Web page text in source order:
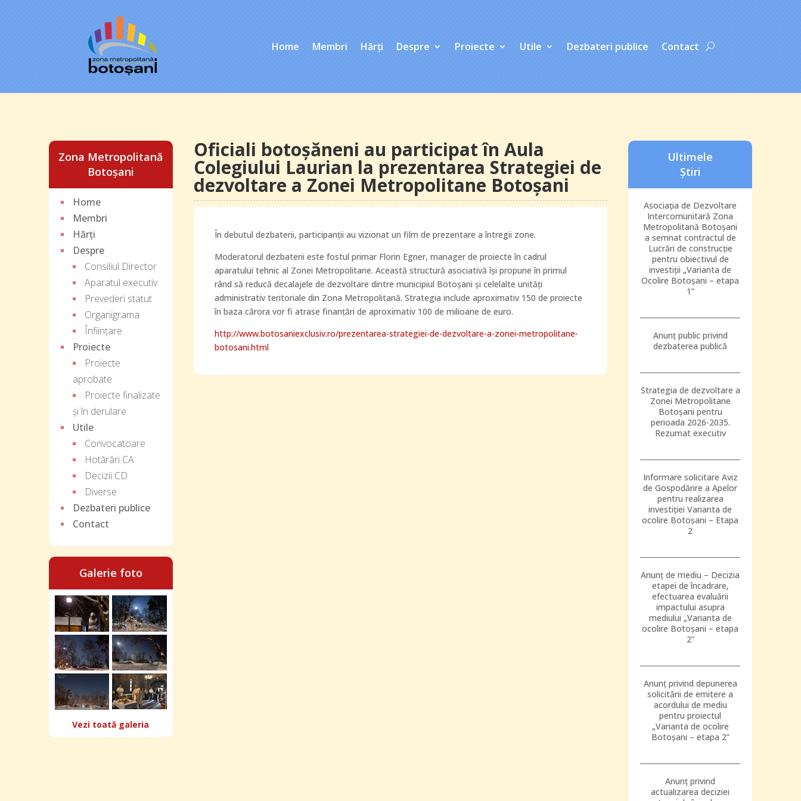
Home Membri Hărți Despre Proiecte Utile Dezbateri publice Contact
Zona Metropolitană
Botoșani
Home
Membri
Hărți
Despre
Consiliul Director
Aparatul executiv
Prevederi statut
Organigrama
Înființare
Proiecte
Proiecte
aprobate
Proiecte finalizate
și în derulare
Utile
Convocatoare
Hotărâri CA
Decizii CD
Diverse
Dezbateri publice
Contact
Galerie foto
Vezi toată galeria
Oficiali botoşăneni au participat în Aula
Colegiului Laurian la prezentarea Strategiei de
dezvoltare a Zonei Metropolitane Botoşani
În debutul dezbaterii, participanţii au vizionat un film de prezentare a întregii zone.
Moderatorul dezbaterii este fostul primar Florin Egner, manager de proiecte în cadrul
aparatului tehnic al Zonei Metropolitane. Această structură asociativă îşi propune în primul
rând să reducă decalajele de dezvoltare dintre municipiul Botoşani şi celelalte unităţi
administrativ teritoriale din Zona Metropolitană. Strategia include aproximativ 150 de proiecte
în baza cărora vor fi atrase finanţări de aproximativ 100 de milioane de euro.
http://www.botosaniexclusiv.ro/prezentarea-strategiei-de-dezvoltare-a-zonei-metropolitane-
botosani.html
Ultimele
Știri
Asociația de Dezvoltare
Intercomunitară Zona
Metropolitană Botoșani
a semnat contractul de
Lucrări de construcție
pentru obiectivul de
investiții „Varianta de
Ocolire Botoșani – etapa
1”
Anunț public privind
dezbaterea publică
Strategia de dezvoltare a
Zonei Metropolitane
Botoșani pentru
perioada 2026-2035.
Rezumat executiv
Informare solicitare Aviz
de Gospodărire a Apelor
pentru realizarea
investiției Varianta de
ocolire Botoșani – Etapa
2
Anunț de mediu – Decizia
etapei de încadrare,
efectuarea evaluării
impactului asupra
mediului „Varianta de
ocolire Botoșani – etapa
2”
Anunț privind depunerea
solicitării de emitere a
acordului de mediu
pentru proiectul
„Varianta de ocolire
Botoșani – etapa 2”
Anunț privind
actualizarea deciziei